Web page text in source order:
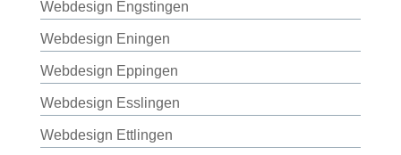
Webdesign Engstingen
Webdesign Eningen
Webdesign Eppingen
Webdesign Esslingen
Webdesign Ettlingen